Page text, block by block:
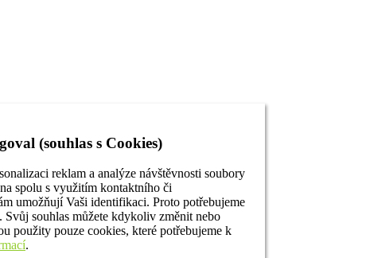
(souhlas s Cookies)
reklam a analýze návštěvnosti soubory
spolu s využitím kontaktního či
umožňují Vaši identifikaci. Proto potřebujeme
souhlas můžete kdykoliv změnit nebo
použity pouze cookies, které potřebujeme k
.